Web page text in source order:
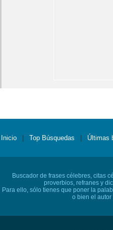
Inicio Top Búsquedas Últimas
Buscador de frases célebres, citas
proverbios, refranes y
Para ello, sólo tienes que poner la
o bien el autor